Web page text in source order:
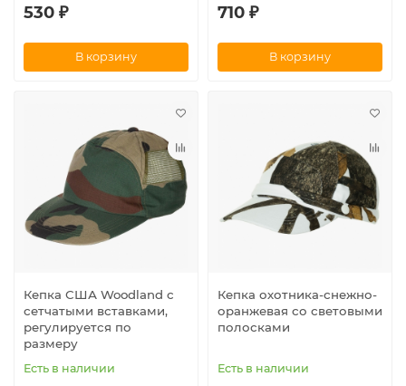
530 ₽
В корзину
710 ₽
В корзину
Кепка США Woodland с
сетчатыми вставками,
регулируется по
размеру
Есть в наличии
Кепка охотника-снежно-
оранжевая со световыми
полосками
Есть в наличии